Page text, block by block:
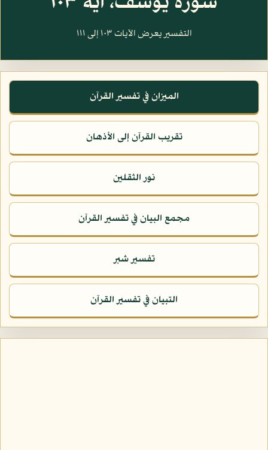
التفسير يعرض الآيات ١٠٣ إلى ١١١
الميزان في تفسير القرآن
تقريب القرآن إلى الأذهان
نور الثقلين
مجمع البيان في تفسير القرآن
تفسير شبر
التبيان في تفسير القرآن